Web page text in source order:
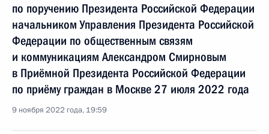
по поручению Президента Российской Федерации
начальником Управления Президента Российской
Федерации по общественным связям
и коммуникациям Александром Смирновым
в Приёмной Президента Российской Федерации
по приёму граждан в Москве 27 июля 2022 года
9 ноября 2022 года, 19:59